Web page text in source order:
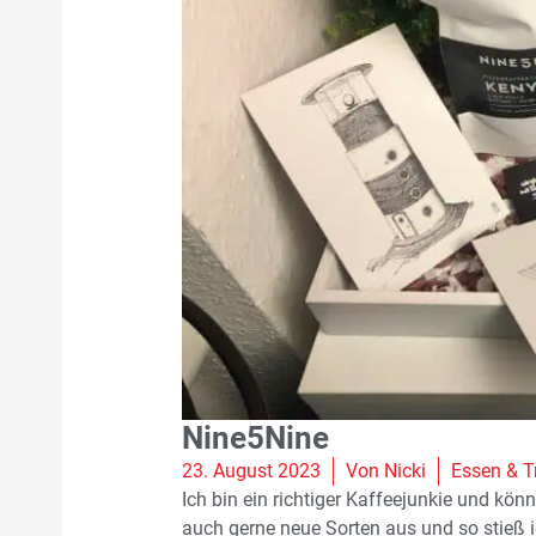
Nine5Nine
23. August 2023 Von Nicki
Essen &
Ich bin ein richtiger Kaffeejunkie und
auch gerne neue Sorten aus und so